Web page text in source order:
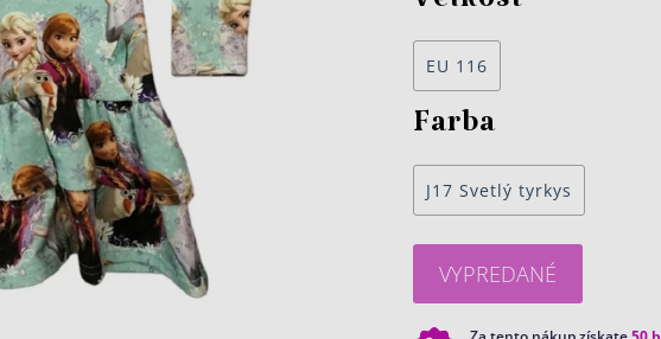
EU 116
Farba
J17 Svetlý tyrkys
VYPREDANÉ